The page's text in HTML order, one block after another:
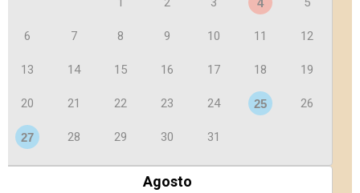
6 7 8 9 10 11 12
13 14 15 16 17 18 19
20 21 22 23 24 25 26
27 28 29 30 31
Agosto